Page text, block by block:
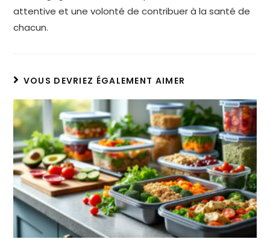
attentive et une volonté de contribuer à la santé de
chacun.
VOUS DEVRIEZ ÉGALEMENT AIMER